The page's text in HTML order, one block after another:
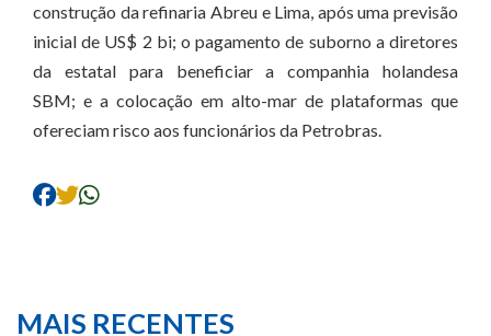
construção da refinaria Abreu e Lima, após uma previsão
inicial de US$ 2 bi; o pagamento de suborno a diretores
da estatal para beneficiar a companhia holandesa
SBM; e a colocação em alto-mar de plataformas que
ofereciam risco aos funcionários da Petrobras.
MAIS RECENTES